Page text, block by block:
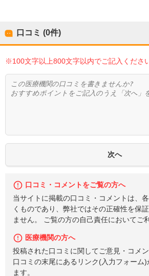
口コミ (0件)
※100文字以上800文字以内でご記入くださ
口コミ・コメントをご覧の方へ
当サイトに掲載の口コミ・コメントは、
くものであり、弊社ではその正確性を保
ません。 ご覧の方の自己責任においてご
医療機関の方へ
投稿された口コミに関してご意見・コメ
口コミの末尾にあるリンク(入力フォーム
ます。